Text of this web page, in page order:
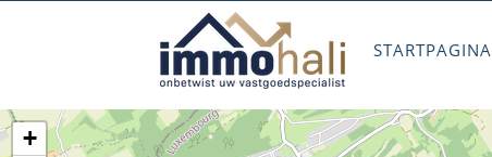
STARTPAGINA
+